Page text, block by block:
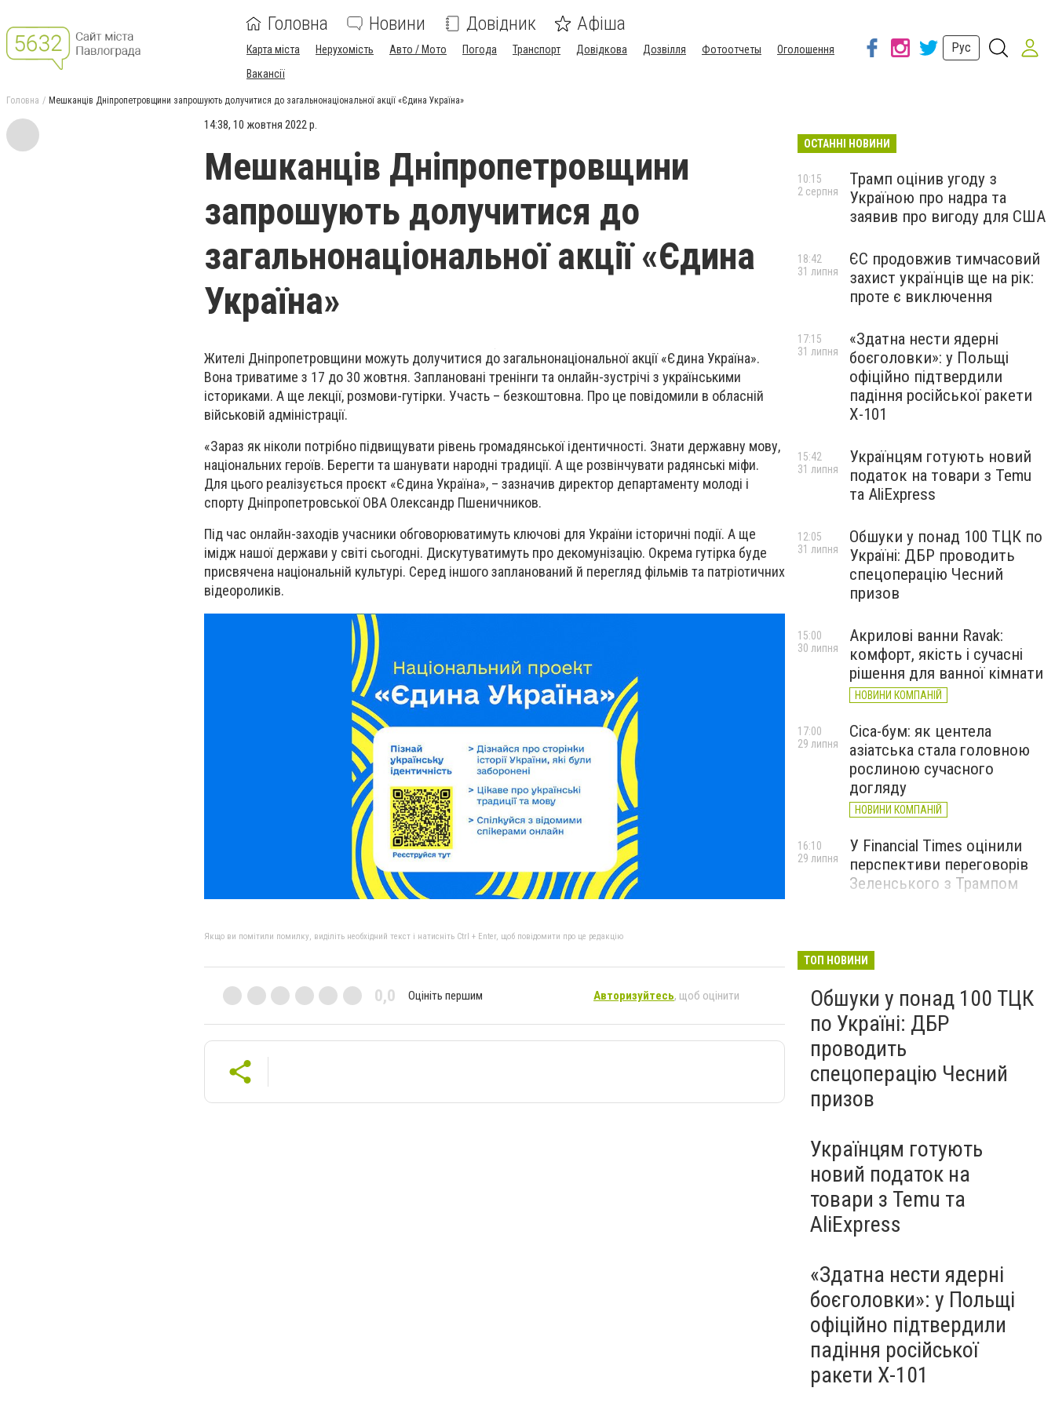
Головна Новини Довідник Афіша
Карта міста Нерухомість Авто / Мото Погода Транспорт Довідкова Дозвілля Фотоотчеты
Оголошення
Вакансії
Рус
Головна Мешканців Дніпропетровщини запрошують долучитися до загальнонаціональної акції «Єдина Україна»
14:38, 10 жовтня 2022 р.
Мешканців Дніпропетровщини
запрошують долучитися до
загальнонаціональної акції «Єдина
Україна»
Жителі Дніпропетровщини можуть долучитися до загальнонаціональної акції «Єдина Україна».
Вона триватиме з 17 до 30 жовтня. Заплановані тренінги та онлайн-зустрічі з українськими
істориками. А ще лекції, розмови-гутірки. Участь – безкоштовна. Про це повідомили в обласній
військовій адміністрації.
«Зараз як ніколи потрібно підвищувати рівень громадянської ідентичності. Знати державну мову,
національних героїв. Берегти та шанувати народні традиції. А ще розвінчувати радянські міфи.
Для цього реалізується проєкт «Єдина Україна», – зазначив директор департаменту молоді і
спорту Дніпропетровської ОВА Олександр Пшеничников.
Під час онлайн-заходів учасники обговорюватимуть ключові для України історичні події. А ще
імідж нашої держави у світі сьогодні. Дискутуватимуть про декомунізацію. Окрема гутірка буде
присвячена національній культурі. Серед іншого запланований й перегляд фільмів та патріотичних
відеороликів.
Якщо ви помітили помилку, виділіть необхідний текст і натисніть Ctrl + Enter, щоб повідомити про це редакцію
0,0 Оцініть першим Авторизуйтесь, щоб оцінити
ОСТАННІ НОВИНИ
Трамп оцінив угоду з
Україною про надра та
заявив про вигоду для США
10:15
2 серпня
ЄС продовжив тимчасовий
захист українців ще на рік:
проте є виключення
18:42
31 липня
«Здатна нести ядерні
боєголовки»: у Польщі
офіційно підтвердили
падіння російської ракети
Х-101
17:15
31 липня
Українцям готують новий
податок на товари з Temu
та AliExpress
15:42
31 липня
Обшуки у понад 100 ТЦК по
Україні: ДБР проводить
спецоперацію Чесний
призов
12:05
31 липня
Акрилові ванни Ravak:
комфорт, якість і сучасні
рішення для ванної кімнати
НОВИНИ КОМПАНІЙ
15:00
30 липня
Cica-бум: як центела
азіатська стала головною
рослиною сучасного
догляду
НОВИНИ КОМПАНІЙ
17:00
29 липня
У Financial Times оцінили
перспективи переговорів
Зеленського з Трампом
16:10
29 липня
ТОП НОВИНИ
Обшуки у понад 100 ТЦК
по Україні: ДБР
проводить
спецоперацію Чесний
призов
Українцям готують
новий податок на
товари з Temu та
AliExpress
«Здатна нести ядерні
боєголовки»: у Польщі
офіційно підтвердили
падіння російської
ракети Х-101